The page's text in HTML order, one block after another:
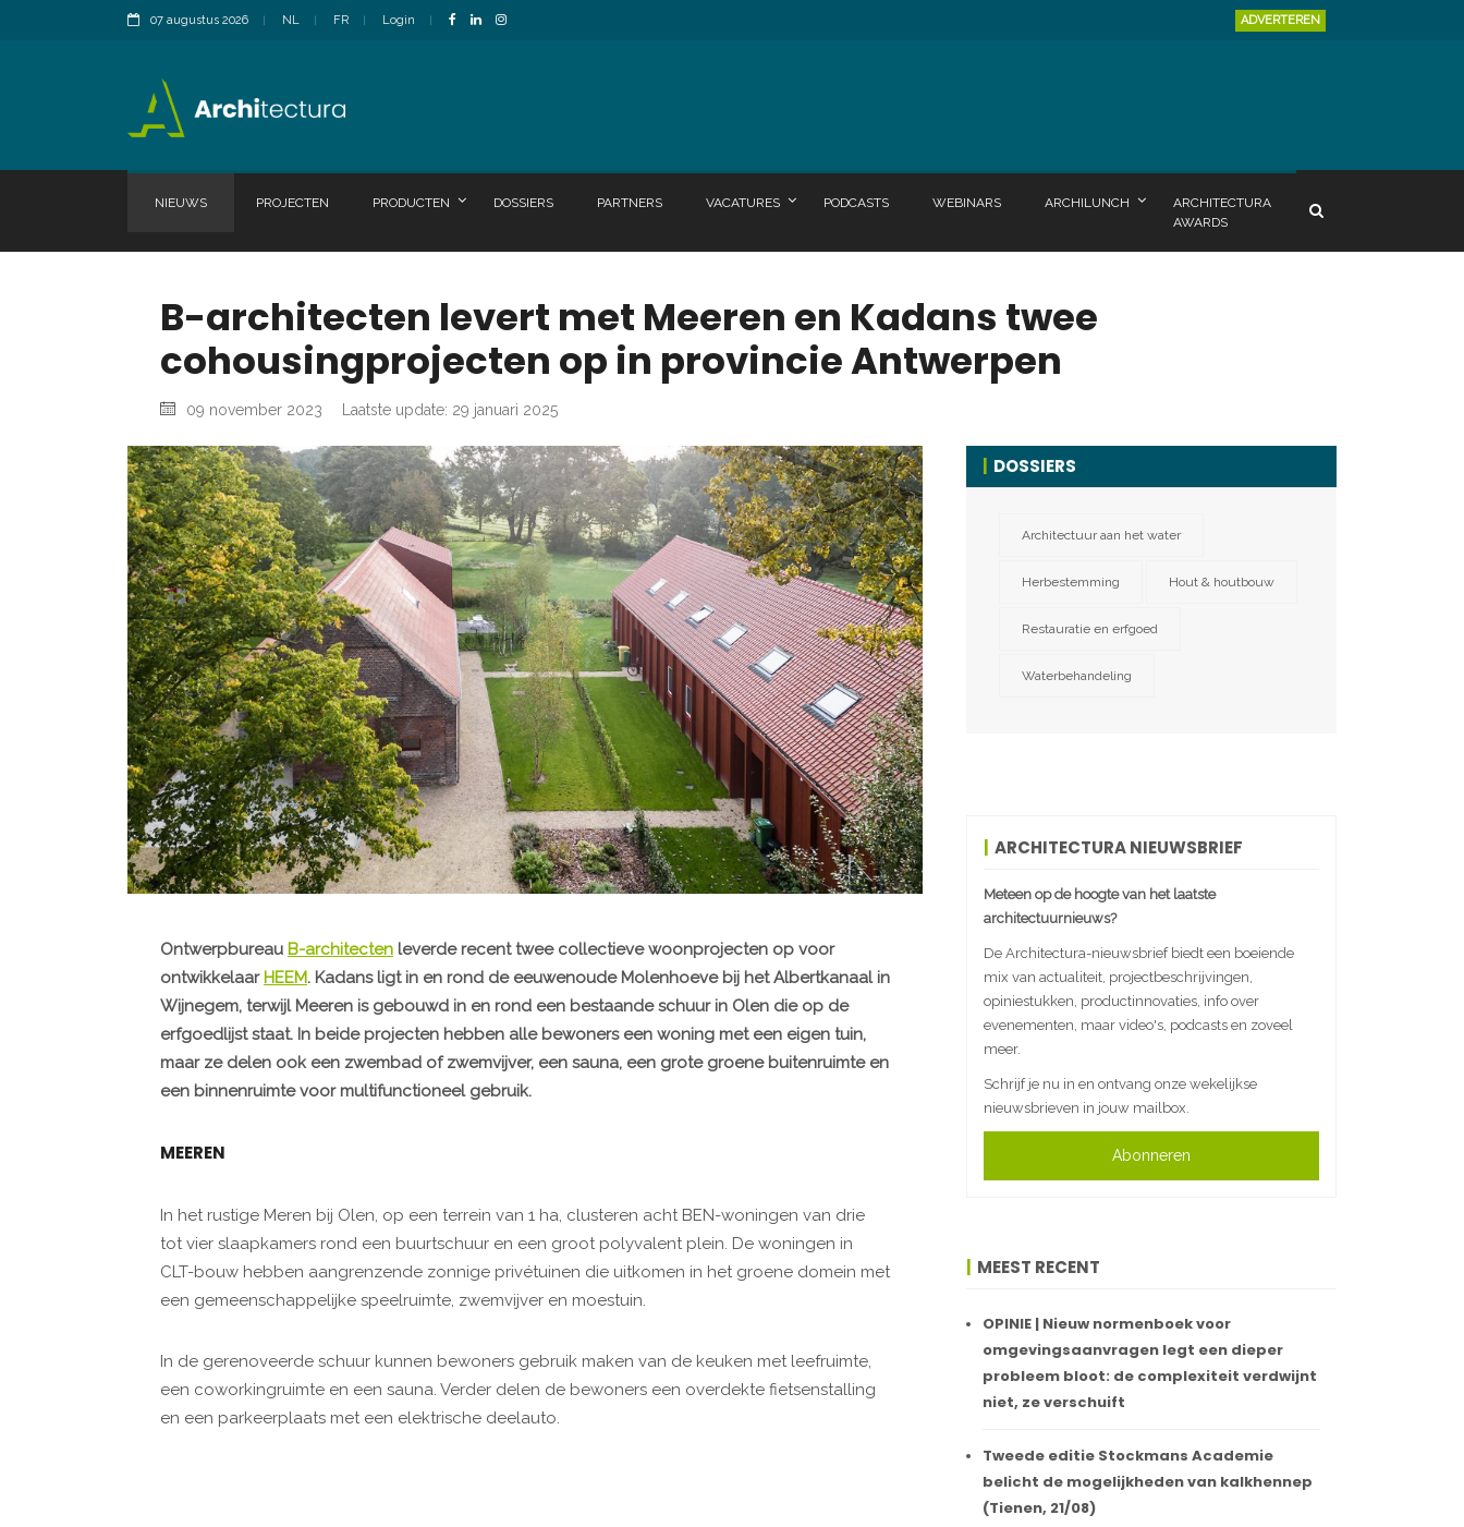
07 augustus 2026 NL FR Login ADVERTEREN
NIEUWS PROJECTEN PRODUCTEN DOSSIERS PARTNERS VACATURES PODCASTS WEBINARS ARCHILUNCH
ARCHITECTURA
AWARDS
B-architecten levert met Meeren en Kadans twee
cohousingprojecten op in provincie Antwerpen
09 november 2023 Laatste update: 29 januari 2025
Ontwerpbureau B-architecten leverde recent twee collectieve woonprojecten op voor
ontwikkelaar HEEM. Kadans ligt in en rond de eeuwenoude Molenhoeve bij het Albertkanaal in
Wijnegem, terwijl Meeren is gebouwd in en rond een bestaande schuur in Olen die op de
erfgoedlijst staat. In beide projecten hebben alle bewoners een woning met een eigen tuin,
maar ze delen ook een zwembad of zwemvijver, een sauna, een grote groene buitenruimte en
een binnenruimte voor multifunctioneel gebruik.
MEEREN
In het rustige Meren bij Olen, op een terrein van 1 ha, clusteren acht BEN-woningen van drie
tot vier slaapkamers rond een buurtschuur en een groot polyvalent plein. De woningen in
CLT-bouw hebben aangrenzende zonnige privétuinen die uitkomen in het groene domein met
een gemeenschappelijke speelruimte, zwemvijver en moestuin.
In de gerenoveerde schuur kunnen bewoners gebruik maken van de keuken met leefruimte,
een coworkingruimte en een sauna. Verder delen de bewoners een overdekte fietsenstalling
en een parkeerplaats met een elektrische deelauto.
DOSSIERS
Architectuur aan het water
Herbestemming Hout & houtbouw
Restauratie en erfgoed
Waterbehandeling
ARCHITECTURA NIEUWSBRIEF
Meteen op de hoogte van het laatste
architectuurnieuws?
De Architectura-nieuwsbrief biedt een boeiende
mix van actualiteit, projectbeschrijvingen,
opiniestukken, productinnovaties, info over
evenementen, maar video's, podcasts en zoveel
meer.
Schrijf je nu in en ontvang onze wekelijkse
nieuwsbrieven in jouw mailbox.
Abonneren
MEEST RECENT
OPINIE | Nieuw normenboek voor
omgevingsaanvragen legt een dieper
probleem bloot: de complexiteit verdwijnt
niet, ze verschuift
Tweede editie Stockmans Academie
belicht de mogelijkheden van kalkhennep
(Tienen, 21/08)